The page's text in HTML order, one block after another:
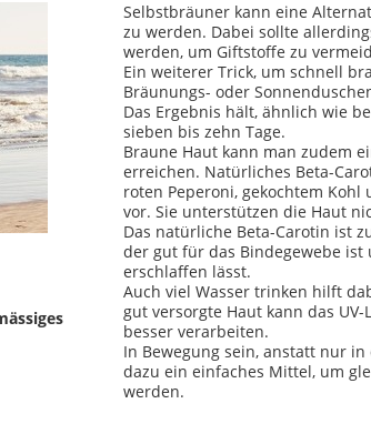
Selbstbräuner kann eine
zu werden. Dabei sollte
werden, um Giftstoffe zu
Ein weiterer Trick, um schnell
Bräunungs- oder
Das Ergebnis hält, ähnlich wie
sieben bis zehn Tage.
Braune Haut kann man zudem
erreichen. Natürliches Beta-
roten Peperoni, gekochtem
vor. Sie unterstützen die Haut
Das natürliche Beta-Carotin ist
der gut für das Bindegewebe ist
erschlaffen lässt.
Auch viel Wasser trinken hilft
gut versorgte Haut kann das
besser verarbeiten.
In Bewegung sein, anstatt nur
dazu ein einfaches Mittel, um
werden.